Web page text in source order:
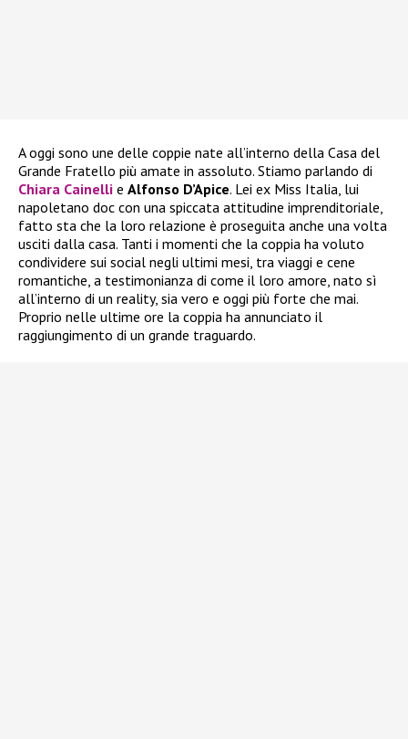
A oggi sono une delle coppie nate all’interno della Casa del
Grande Fratello più amate in assoluto. Stiamo parlando di
Chiara Cainelli e Alfonso D’Apice. Lei ex Miss Italia, lui
napoletano doc con una spiccata attitudine imprenditoriale,
fatto sta che la loro relazione è proseguita anche una volta
usciti dalla casa. Tanti i momenti che la coppia ha voluto
condividere sui social negli ultimi mesi, tra viaggi e cene
romantiche, a testimonianza di come il loro amore, nato sì
all’interno di un reality, sia vero e oggi più forte che mai.
Proprio nelle ultime ore la coppia ha annunciato il
raggiungimento di un grande traguardo.